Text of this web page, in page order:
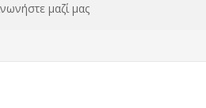
μαζί μας